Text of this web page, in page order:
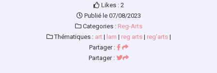
Likes : 2
Publié le 07/08/2023
Categories : Reg-Arts
Thématiques : art| lam | reg arts| reg'arts|
Partager :
Partager :